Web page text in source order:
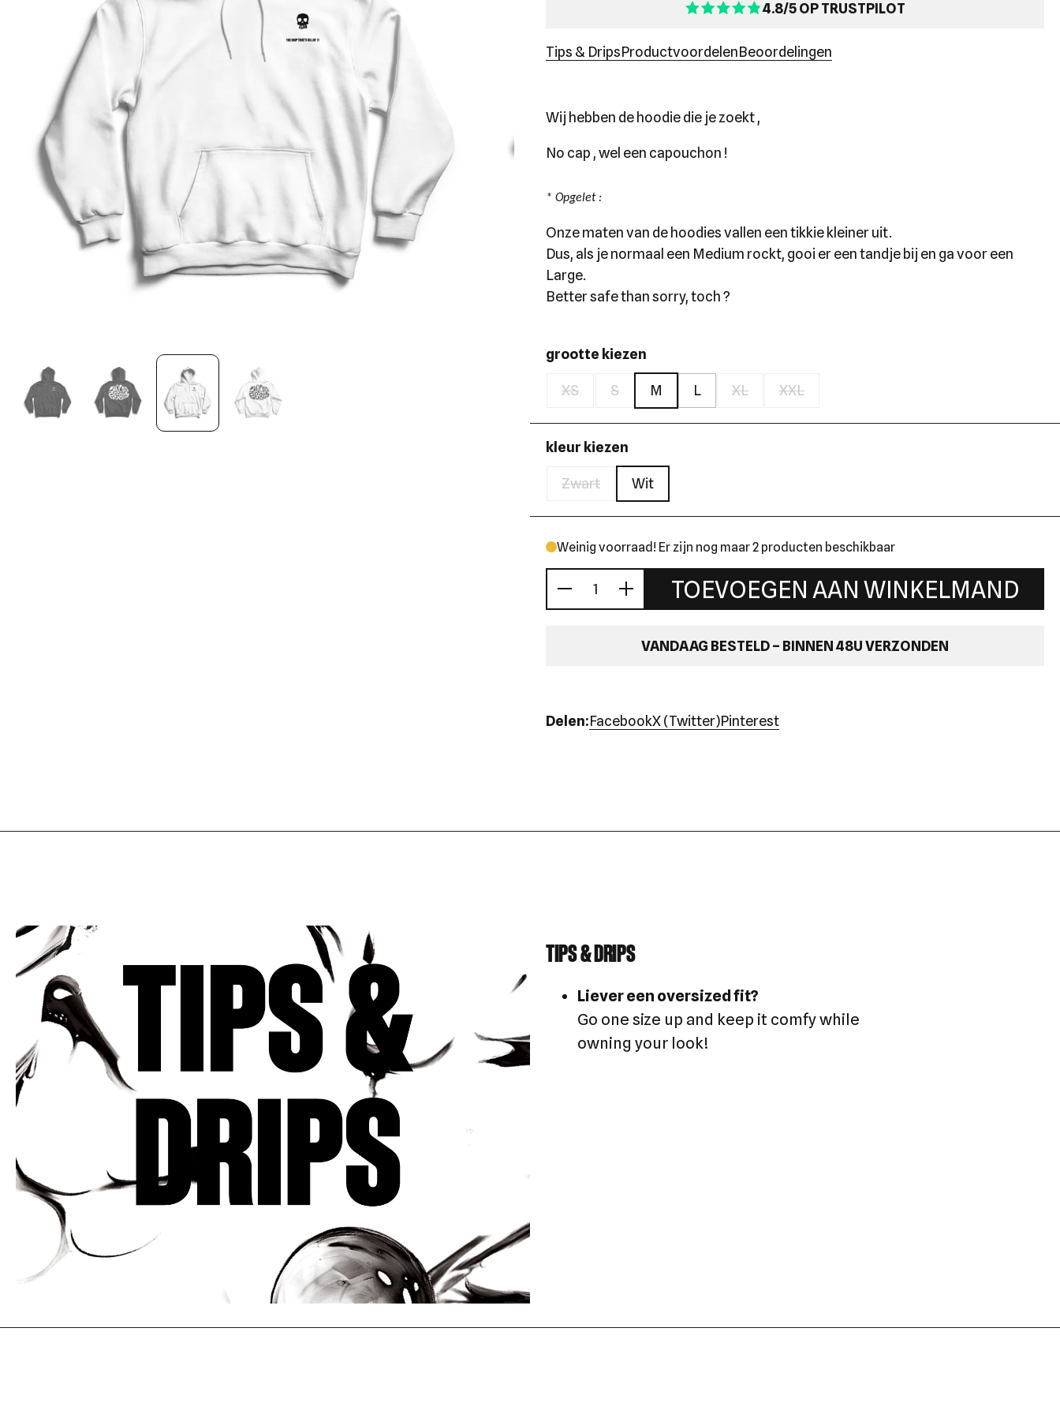
4.8/5 OP TRUSTPILOT
Tips & DripsProductvoordelenBeoordelingen
Wij hebben de hoodie die je zoekt ,
No cap , wel een capouchon !
* Opgelet :
Onze maten van de hoodies vallen een tikkie kleiner uit.
Dus, als je normaal een Medium rockt, gooi er een tandje bij en ga voor een
Large.
Better safe than sorry, toch ?
grootte kiezen
XS S M L XL XXL
kleur kiezen
Zwart Wit
Weinig voorraad! Er zijn nog maar 2 producten beschikbaar
TOEVOEGEN AAN WINKELMAND
VANDAAG BESTELD – BINNEN 48U VERZONDEN
Delen:FacebookX (Twitter)Pinterest
TIPS & DRIPS
Liever een oversized fit?
Go one size up and keep it comfy while
owning your look!